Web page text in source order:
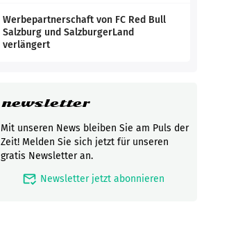
Werbepartnerschaft von FC Red Bull
Salzburg und SalzburgerLand
verlängert
newsletter
Mit unseren News bleiben Sie am Puls der
Zeit! Melden Sie sich jetzt für unseren
gratis Newsletter an.
mark_email_read Newsletter jetzt abonnieren